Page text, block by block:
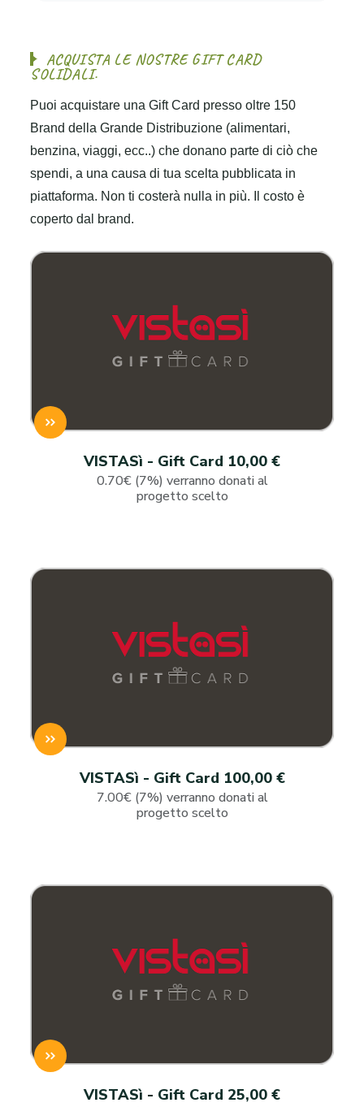
ACQUISTA LE NOSTRE GIFT CARD
SOLIDALI.
Puoi acquistare una Gift Card presso oltre 150
Brand della Grande Distribuzione (alimentari,
benzina, viaggi, ecc..) che donano parte di ciò che
spendi, a una causa di tua scelta pubblicata in
piattaforma. Non ti costerà nulla in più. Il costo è
coperto dal brand.
VISTASì - Gift Card 10,00 €
0.70€ (7%) verranno donati al
progetto scelto
VISTASì - Gift Card 100,00 €
7.00€ (7%) verranno donati al
progetto scelto
VISTASì - Gift Card 25,00 €